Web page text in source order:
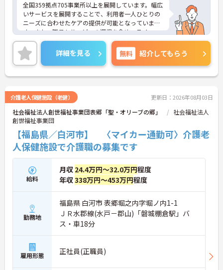
全国359拠点705事業所以上を展開しています。幅広
いサービスを展開することで、利用者一人ひとりの
ニーズに合わせたケアの提供が可能となっていま
す。また、職員もサービスの選択を含め、ライフス
タイルに合わせた働き方の選択肢が多くあります。
入社時研修はもちろん、サービス・職種ごとに研修
カリキュラムが整っており学び成長できる環境で
す。
ご興味のある方は面接対策ポイントなどお話致しま
詳細を見る 無料 紹介してもらう
介護老人保健施設（老健） 更新日：2026年08月03日
社会福祉法人創世福祉事業団表郷「聖・オリーブの郷」
社会福祉法人
創世福祉事業団
【福島県／白河市】 〈マイカー通勤可〉介護老
人保健施設で介護職の募集です
給料
月収 24.4万円～32.0万円程度
年収338万円～453万円程度
勤務地
福島県 白河市 表郷堀之内字堀ノ内1-1
ＪＲ水郡線(水戸－郡山)「磐城棚倉駅」バ
ス・車18分
雇用形態 正社員(正職員)